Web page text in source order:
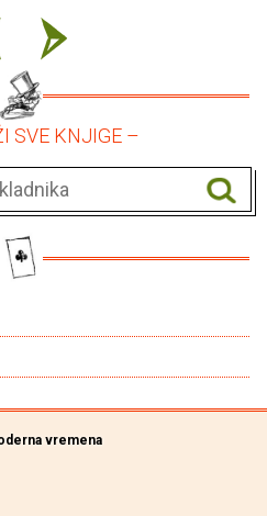
SVE KNJIGE –
vremena